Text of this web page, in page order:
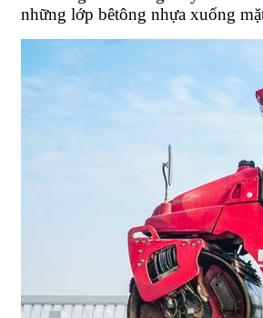
những lớp bêtông nhựa xuống